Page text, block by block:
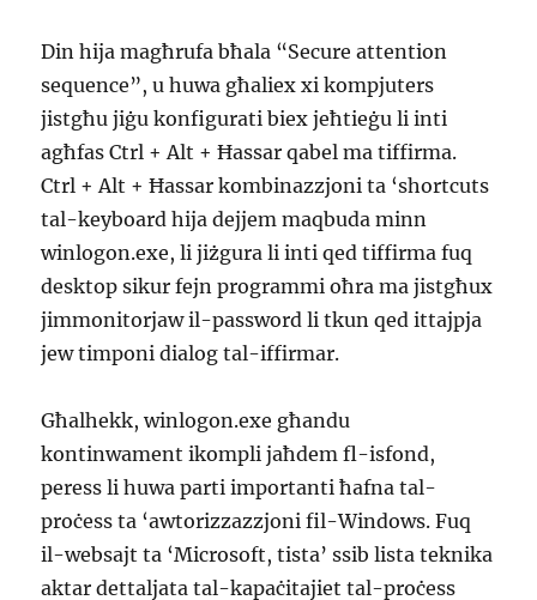
Din hija magħrufa bħala “Secure attention
sequence”, u huwa għaliex xi kompjuters
jistgħu jiġu konfigurati biex jeħtieġu li inti
agħfas Ctrl + Alt + Ħassar qabel ma tiffirma.
Ctrl + Alt + Ħassar kombinazzjoni ta ‘shortcuts
tal-keyboard hija dejjem maqbuda minn
winlogon.exe, li jiżgura li inti qed tiffirma fuq
desktop sikur fejn programmi oħra ma jistgħux
jimmonitorjaw il-password li tkun qed ittajpja
jew timponi dialog tal-iffirmar.
Għalhekk, winlogon.exe għandu
kontinwament ikompli jaħdem fl-isfond,
peress li huwa parti importanti ħafna tal-
proċess ta ‘awtorizzazzjoni fil-Windows. Fuq
il-websajt ta ‘Microsoft, tista’ ssib lista teknika
aktar dettaljata tal-kapaċitajiet tal-proċess